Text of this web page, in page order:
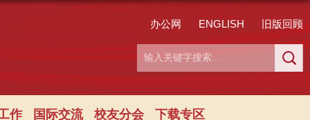
办公网 ENGLISH 旧版回顾
作 国际交流 校友分会 下载专区